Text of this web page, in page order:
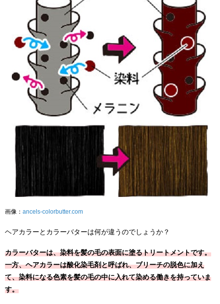
画像： ancels-colorbutter.com
ヘアカラーとカラーバターは何が違うのでしょうか？
カラーバターは、染料を髪の毛の表面に塗るトリートメントです。
一方、ヘアカラーは酸化染毛剤と呼ばれ、ブリーチの脱色に加え
て、染料になる色素を髪の毛の中に入れて染める働きを持っていま
す。